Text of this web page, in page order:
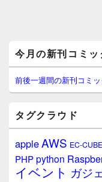
イ
ン
サ
イ
ウ
ィ
ジ
ェ
今月の新刊コミッ
前後一週間の新刊コミ
タグクラウド
appleAWS EC-CUBE
PHPpython
イベント ガジ